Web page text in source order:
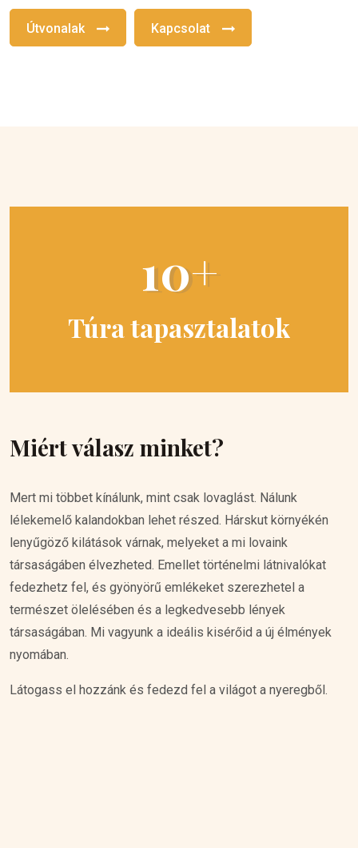
Útvonalak Kapcsolat
10+
Túra tapasztalatok
Miért válasz minket?
Mert mi többet kínálunk, mint csak lovaglást. Nálunk
lélekemelő kalandokban lehet részed. Hárskut környékén
lenyűgöző kilátások várnak, melyeket a mi lovaink
társaságáben élvezheted. Emellet történelmi látnivalókat
fedezhetz fel, és gyönyörű emlékeket szerezhetel a
természet ölelésében és a legkedvesebb lények
társaságában. Mi vagyunk a ideális kisérőid a új élmények
nyomában.
Látogass el hozzánk és fedezd fel a világot a nyeregből.